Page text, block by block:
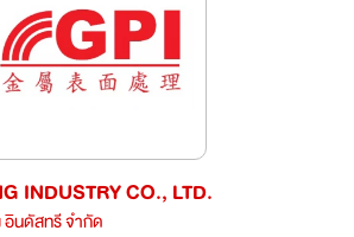
INDUSTRY CO., LTD.
อินดัสทรี จำกัด